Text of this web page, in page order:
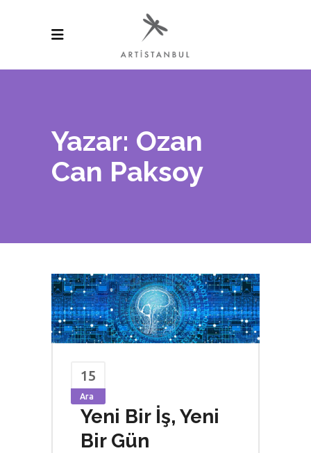
Yazar: Ozan
Can Paksoy
15
Ara
Yeni Bir İş, Yeni
Bir Gün